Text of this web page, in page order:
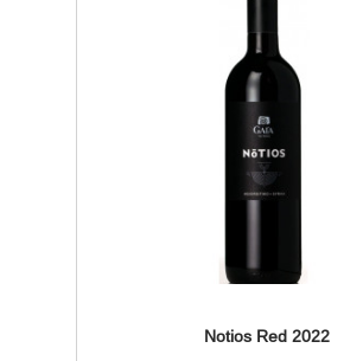
Notios Red 2022